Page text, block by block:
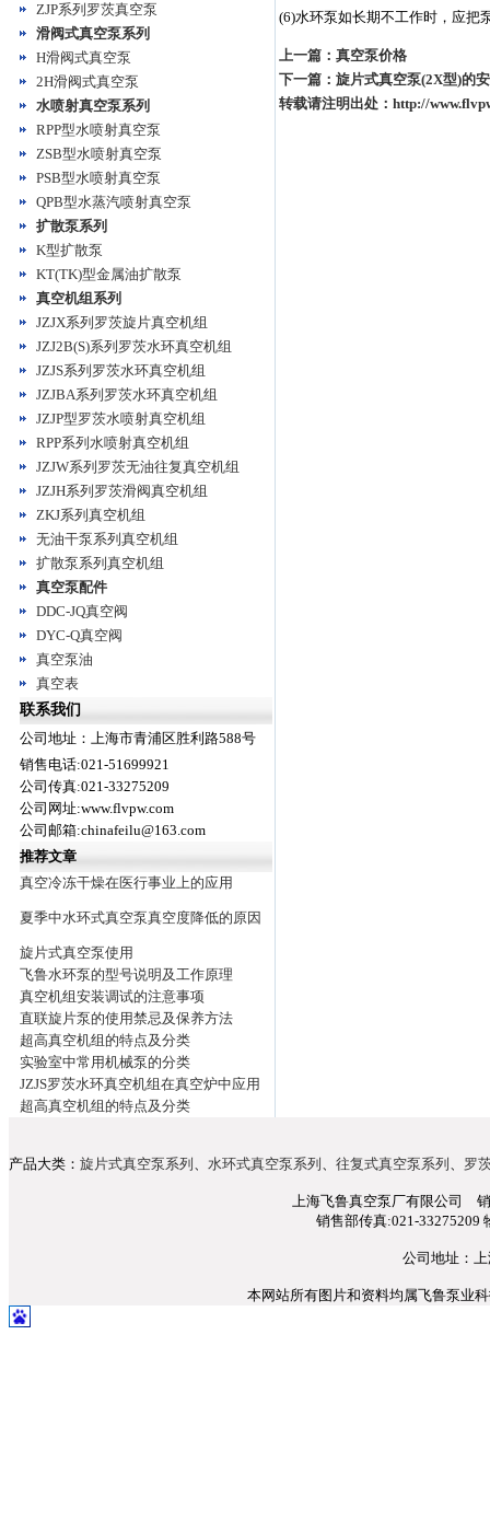
ZJP系列罗茨真空泵
滑阀式真空泵系列
H滑阀式真空泵
2H滑阀式真空泵
水喷射真空泵系列
RPP型水喷射真空泵
ZSB型水喷射真空泵
PSB型水喷射真空泵
QPB型水蒸汽喷射真空泵
扩散泵系列
K型扩散泵
KT(TK)型金属油扩散泵
真空机组系列
JZJX系列罗茨旋片真空机组
JZJ2B(S)系列罗茨水环真空机组
JZJS系列罗茨水环真空机组
JZJBA系列罗茨水环真空机组
JZJP型罗茨水喷射真空机组
RPP系列水喷射真空机组
JZJW系列罗茨无油往复真空机组
JZJH系列罗茨滑阀真空机组
ZKJ系列真空机组
无油干泵系列真空机组
扩散泵系列真空机组
真空泵配件
DDC-JQ真空阀
DYC-Q真空阀
真空泵油
真空表
联系我们
公司地址：上海市青浦区胜利路588号
销售电话:021-51699921
公司传真:021-33275209
公司网址:www.flvpw.com
公司邮箱:chinafeilu@163.com
推荐文章
真空冷冻干燥在医行事业上的应用
夏季中水环式真空泵真空度降低的原因
旋片式真空泵使用
飞鲁水环泵的型号说明及工作原理
真空机组安装调试的注意事项
直联旋片泵的使用禁忌及保养方法
超高真空机组的特点及分类
实验室中常用机械泵的分类
JZJS罗茨水环真空机组在真空炉中应用
超高真空机组的特点及分类
(6)水环泵如长期不工作时，应把
上一篇： 真空泵价格
下一篇： 旋片式真空泵(2X型)的
转载请注明出处： http://
产品大类： 旋片式真空泵系列 、 水环式真空泵系列 、 往复式真空泵系列 、 罗
上海飞鲁真空泵厂有限公司
销售部传真:021-33275209
公司地址：
本网站所有图片和资料均属飞鲁泵业